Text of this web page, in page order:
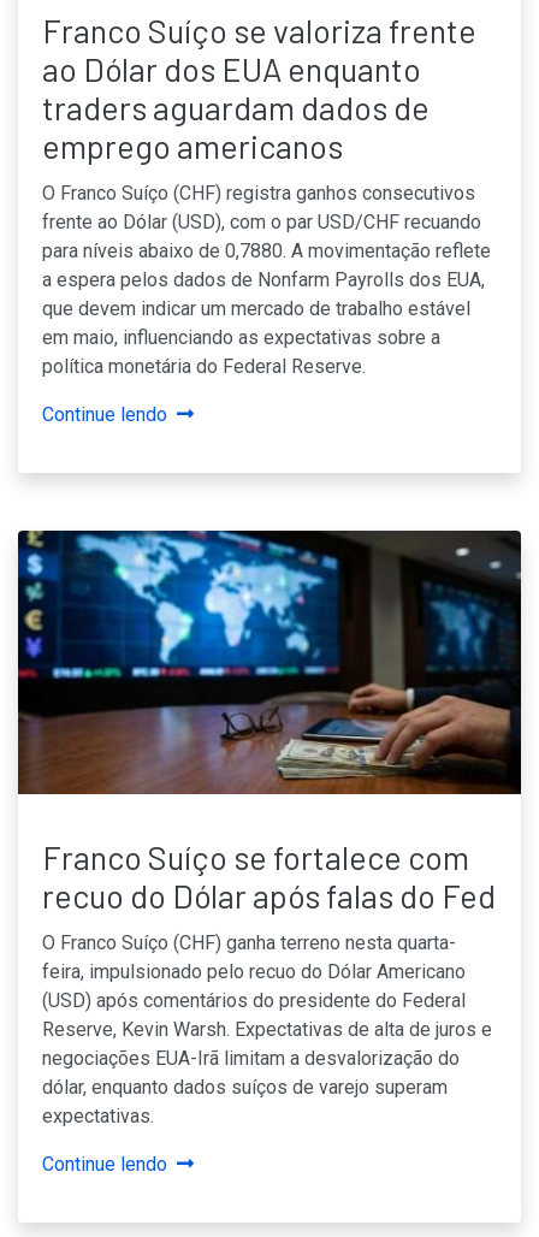
Franco Suíço se valoriza frente
ao Dólar dos EUA enquanto
traders aguardam dados de
emprego americanos
O Franco Suíço (CHF) registra ganhos consecutivos
frente ao Dólar (USD), com o par USD/CHF recuando
para níveis abaixo de 0,7880. A movimentação reflete
a espera pelos dados de Nonfarm Payrolls dos EUA,
que devem indicar um mercado de trabalho estável
em maio, influenciando as expectativas sobre a
política monetária do Federal Reserve.
Continue lendo
Franco Suíço se fortalece com
recuo do Dólar após falas do Fed
O Franco Suíço (CHF) ganha terreno nesta quarta-
feira, impulsionado pelo recuo do Dólar Americano
(USD) após comentários do presidente do Federal
Reserve, Kevin Warsh. Expectativas de alta de juros e
negociações EUA-Irã limitam a desvalorização do
dólar, enquanto dados suíços de varejo superam
expectativas.
Continue lendo